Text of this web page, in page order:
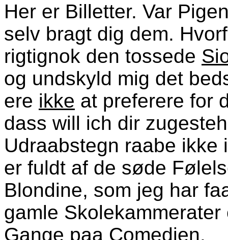
Her er Billetter. Var
selv bragt dig dem.
rigtignok den tossede
og undskyld mig det
ere ikke at preferere for
dass will ich dir
Udraabstegn raabe ikke
er fuldt af de søde
Blondine, som jeg har
gamle
Gange paa Comedien.